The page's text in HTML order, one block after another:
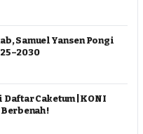
Samuel Yansen Pongi
Daftar Caketum | KONI
!